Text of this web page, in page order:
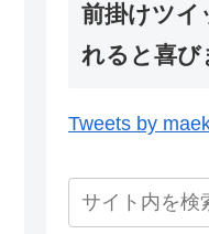
前掛けツイ
れると喜び
Tweets by